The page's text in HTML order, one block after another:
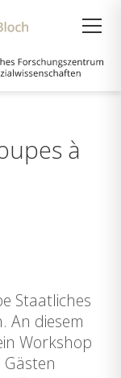
à
Staatliches
An diesem
Workshop